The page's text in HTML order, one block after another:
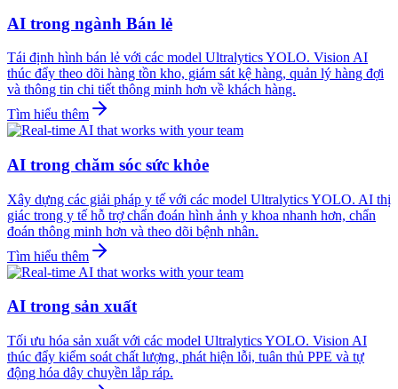
AI trong ngành Bán lẻ
Tái định hình bán lẻ với các model Ultralytics YOLO. Vision AI
thúc đẩy theo dõi hàng tồn kho, giám sát kệ hàng, quản lý hàng đợi
và thông tin chi tiết thông minh hơn về khách hàng.
Tìm hiểu thêm
AI trong chăm sóc sức khỏe
Xây dựng các giải pháp y tế với các model Ultralytics YOLO. AI thị
giác trong y tế hỗ trợ chẩn đoán hình ảnh y khoa nhanh hơn, chẩn
đoán thông minh hơn và theo dõi bệnh nhân.
Tìm hiểu thêm
AI trong sản xuất
Tối ưu hóa sản xuất với các model Ultralytics YOLO. Vision AI
thúc đẩy kiểm soát chất lượng, phát hiện lỗi, tuân thủ PPE và tự
động hóa dây chuyền lắp ráp.